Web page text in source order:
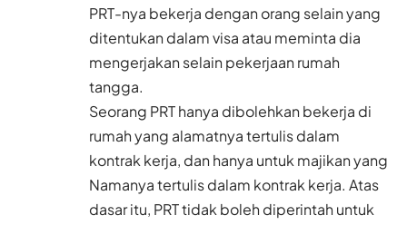
PRT-nya bekerja dengan orang selain yang
ditentukan dalam visa atau meminta dia
mengerjakan selain pekerjaan rumah
tangga.
Seorang PRT hanya dibolehkan bekerja di
rumah yang alamatnya tertulis dalam
kontrak kerja, dan hanya untuk majikan yang
Namanya tertulis dalam kontrak kerja. Atas
dasar itu, PRT tidak boleh diperintah untuk